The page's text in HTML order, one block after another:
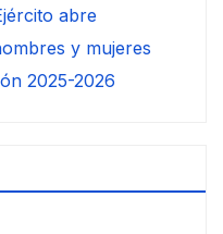
abre
y mujeres
2025-2026